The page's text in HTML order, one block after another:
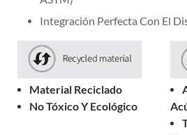
Integración Perfecta Con El
Material Reciclado
No Tóxico Y Ecológico